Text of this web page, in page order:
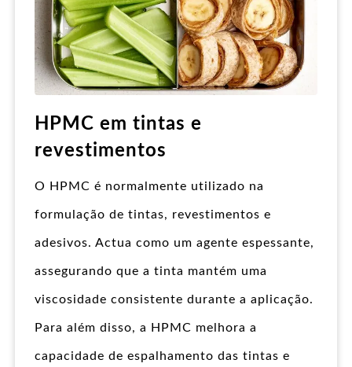
HPMC em tintas e
revestimentos
O HPMC é normalmente utilizado na
formulação de tintas, revestimentos e
adesivos. Actua como um agente espessante,
assegurando que a tinta mantém uma
viscosidade consistente durante a aplicação.
Para além disso, a HPMC melhora a
capacidade de espalhamento das tintas e